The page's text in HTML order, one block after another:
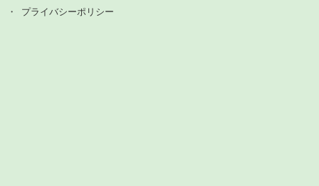
プライバシーポリシー